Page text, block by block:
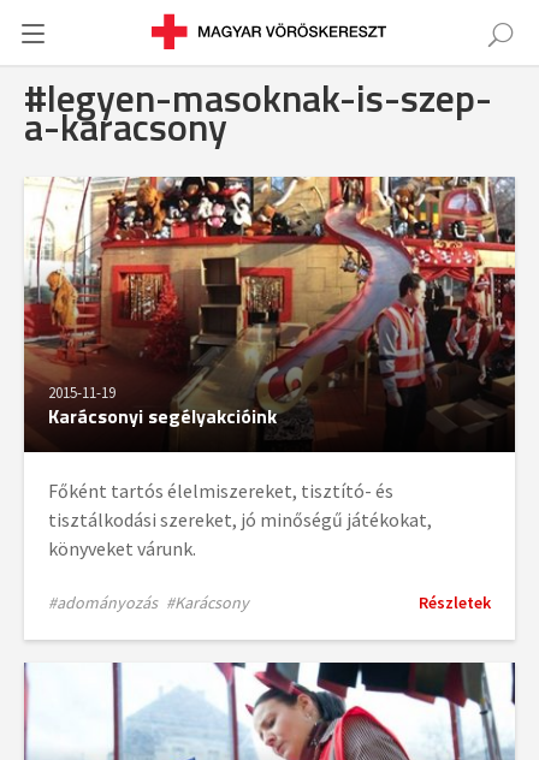
#legyen-masoknak-is-szep-
a-karacsony
2015-11-19
Karácsonyi segélyakcióink
Főként tartós élelmiszereket, tisztító- és
tisztálkodási szereket, jó minőségű játékokat,
könyveket várunk.
#adományozás #Karácsony Részletek